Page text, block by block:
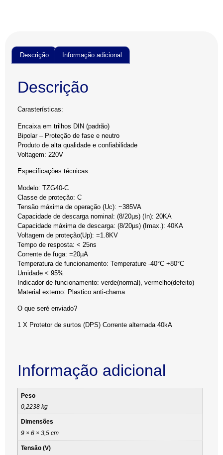
Descrição Informação adicional
Descrição
Carasterísticas:
Encaixa em trilhos DIN (padrão)
Bipolar – Proteção de fase e neutro
Produto de alta qualidade e confiabilidade
Voltagem: 220V
Especificações técnicas:
Modelo: TZG40-C
Classe de proteção: C
Tensão máxima de operação (Uc): ~385VA
Capacidade de descarga nominal: (8/20µs) (In): 20KA
Capacidade máxima de descarga: (8/20µs) (Imax.): 40KA
Voltagem de proteção(Up): =1.8KV
Tempo de resposta: < 25ns
Corrente de fuga: =20µA
Temperatura de funcionamento: Temperature -40°C +80°C
Umidade < 95%
Indicador de funcionamento: verde(normal), vermelho(defeito)
Material externo: Plastico anti-chama
O que seré enviado?
1 X Protetor de surtos (DPS) Corrente alternada 40kA
Informação adicional
Peso
0,2238 kg
Dimensões
9 × 6 × 3,5 cm
Tensão (V)